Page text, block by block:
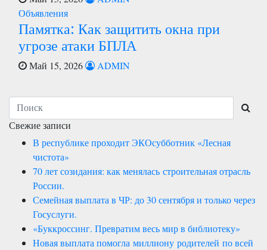
Объявления
Памятка: Как защитить окна при
угрозе атаки БПЛА
Май 15, 2026 ADMIN
Свежие записи
В республике проходит ЭКОсубботник «Лесная
чистота»
70 лет созидания: как менялась строительная отрасль
России.
Семейная выплата в ЧР: до 30 сентября и только через
Госуслуги.
«Буккроссинг. Превратим весь мир в библиотеку»
Новая выплата помогла миллиону родителей по всей